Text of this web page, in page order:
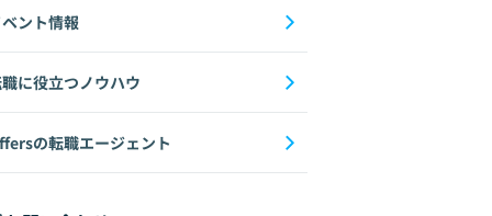
ント情報
に役立つノウハウ
の転職エージェント